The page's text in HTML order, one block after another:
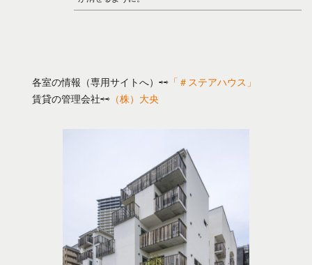
各室の情報（専用サイトへ）⇨⇨「＃ステアハウス」
賃貸の管理会社⇨⇨（株）大央